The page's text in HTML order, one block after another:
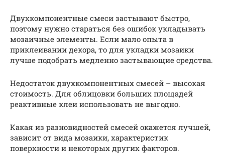
Двухкомпонентные смеси застывают быстро,
поэтому нужно стараться без ошибок укладывать
мозаичные элементы. Если мало опыта в
приклеивании декора, то для укладки мозаики
лучше подобрать медленно застывающие средства.
Недостаток двухкомпонентных смесей – высокая
стоимость. Для облицовки больших площадей
реактивные клеи использовать не выгодно.
Какая из разновидностей смесей окажется лучшей,
зависит от вида мозаики, характеристик
поверхности и некоторых других факторов.